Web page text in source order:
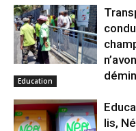
Education
lis,